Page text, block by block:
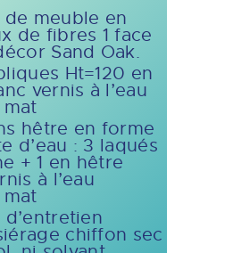
meuble en
de fibres 1 face
Sand Oak.
Ht=120 en
vernis à l’eau
hêtre en forme
d’eau : 3 laqués
+ 1 en hêtre
à l’eau
d’entretien
chiffon sec